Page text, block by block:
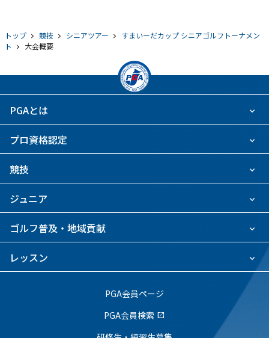
トップ 競技 シニアツアー
すまいーだカップ シニアゴルフトーナメン
ト
大会概要
PGAとは
プロ資格認定
競技
ジュニア
ゴルフ普及・地域貢献
レッスン
PGA会員ページ
PGA会員検索 open_in_new